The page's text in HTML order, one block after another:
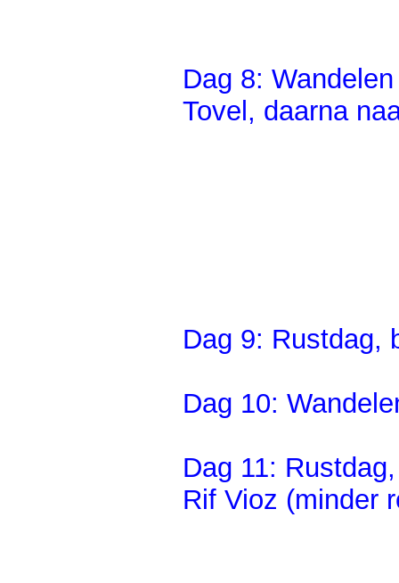
Dag 8:
Tovel, daarna
Dag 9: Rustdag,
Dag 10:
Dag 11:
Rif Vioz (minder